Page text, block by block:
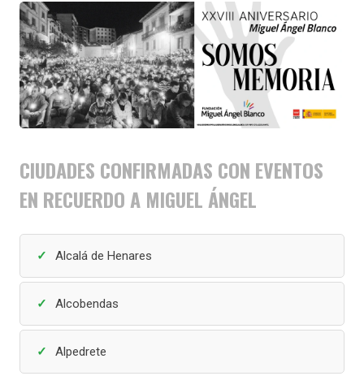
CIUDADES CONFIRMADAS CON EVENTOS
EN RECUERDO A MIGUEL ÁNGEL
Alcalá de Henares
Alcobendas
Alpedrete